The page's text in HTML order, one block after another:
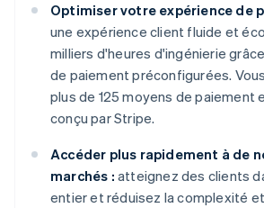
Optimiser votre expérience de
une expérience client fluide et
milliers d'heures d'ingénierie
de paiement préconfigurées.
plus de 125 moyens de paiement
conçu par Stripe.
Accéder plus rapidement à de
marchés : atteignez des clients
entier et réduisez la complexité